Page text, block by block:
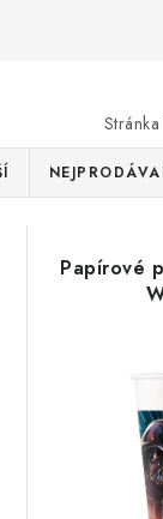
Stránka
Papírové